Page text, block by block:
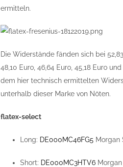
ermitteln.
Die Widerstände fänden sich bei
48,10 Euro, 46,64 Euro, 45,18 Euro
dem hier technisch ermittelten
unterhalb dieser Marke von Nöten.
flatex-select
Long: DE000MC46FG5 Morgan
Short: DE000MC3HTV6